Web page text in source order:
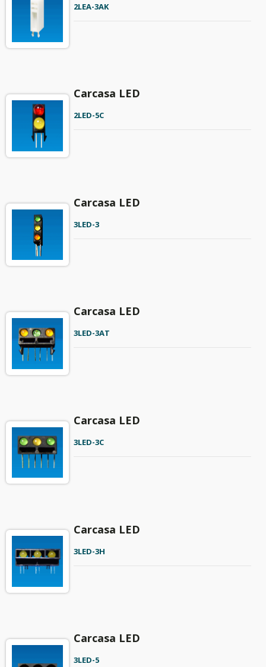
2LEA-3AK
Carcasa LED
2LED-5C
Carcasa LED
3LED-3
Carcasa LED
3LED-3AT
Carcasa LED
3LED-3C
Carcasa LED
3LED-3H
Carcasa LED
3LED-5